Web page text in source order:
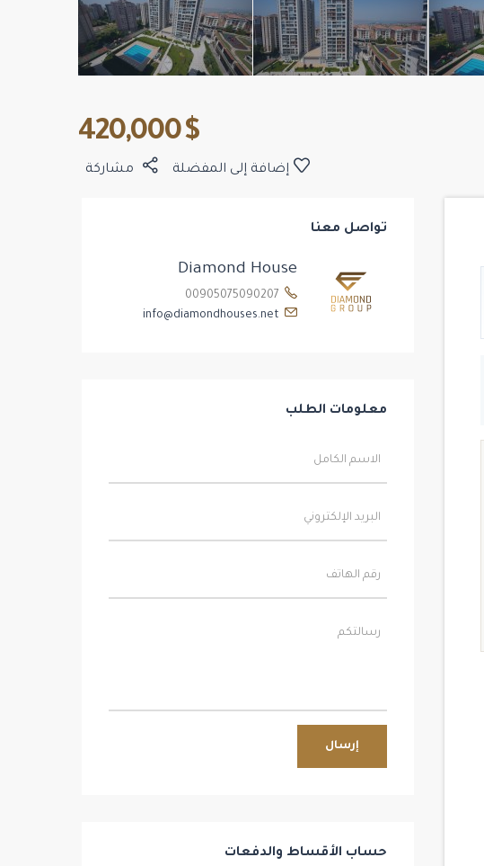
$ 420,000
مشاركة إضافة إلى المفضلة
تواصل معنا
Diamond House
info@diamondhouses.net
معلومات الطلب
إرسال
حساب الأقساط والدفعات